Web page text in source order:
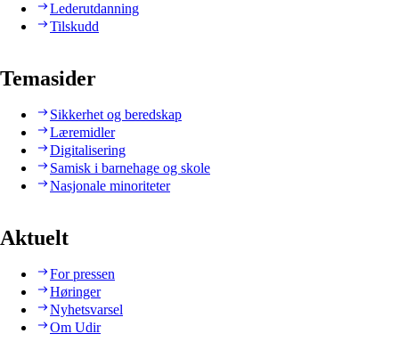
Lederutdanning
Tilskudd
Temasider
Sikkerhet og beredskap
Læremidler
Digitalisering
Samisk i barnehage og skole
Nasjonale minoriteter
Aktuelt
For pressen
Høringer
Nyhetsvarsel
Om Udir